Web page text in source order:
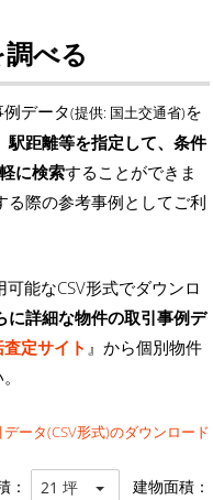
べる
データ(提供: 国土交通省)を
駅距離等を指定して、条件
に検索することができま
際の参考事例としてご利
能なCSV形式でダウンロ
に詳細な物件の取引事例デ
定サイト 』から個別物件
データ(CSV形式)のダウンロード
： 21 坪 建物面積：